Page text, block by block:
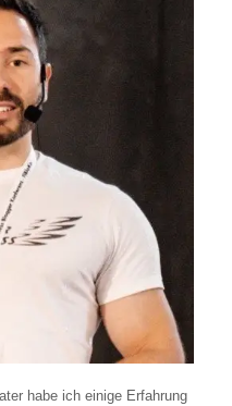
habe ich einige Erfahrung